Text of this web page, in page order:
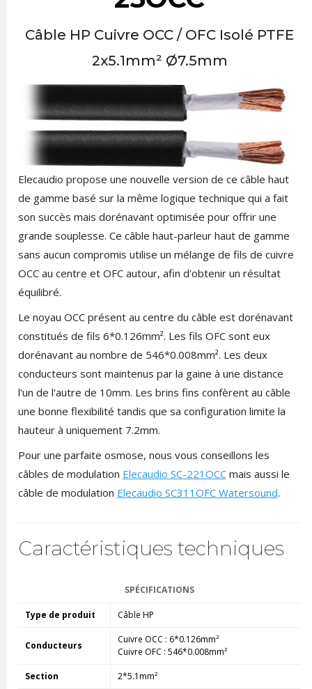
Câble HP Cuivre OCC / OFC Isolé PTFE
2x5.1mm² Ø7.5mm
Elecaudio propose une nouvelle version de ce câble haut
de gamme basé sur la même logique technique qui a fait
son succès mais dorénavant optimisée pour offrir une
grande souplesse. Ce câble haut-parleur haut de gamme
sans aucun compromis utilise un mélange de fils de cuivre
OCC au centre et OFC autour, afin d'obtenir un résultat
équilibré.
Le noyau OCC présent au centre du câble est dorénavant
constitués de fils 6*0.126mm². Les fils OFC sont eux
dorénavant au nombre de 546*0.008mm². Les deux
conducteurs sont maintenus par la gaine à une distance
l'un de l'autre de 10mm. Les brins fins confèrent au câble
une bonne flexibilité tandis que sa configuration limite la
hauteur à uniquement 7.2mm.
Pour une parfaite osmose, nous vous conseillons les
câbles de modulation Elecaudio SC-221OCCmais aussi le
câble de modulation Elecaudio SC311OFC Watersound.
Caractéristiques techniques
SPÉCIFICATIONS
Type de produit Câble HP
Conducteurs
Cuivre OCC : 6*0.126mm²
Cuivre OFC : 546*0.008mm²
Section 2*5.1mm²